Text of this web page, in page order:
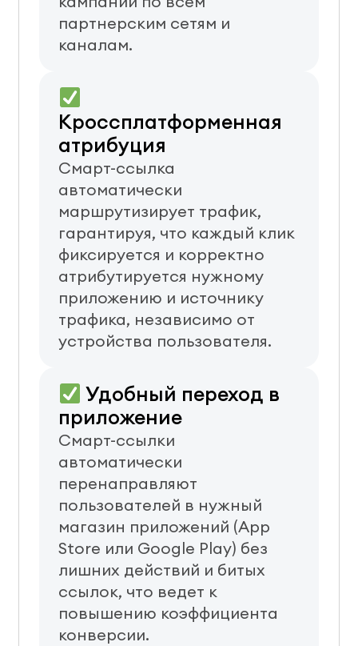
партнерским сетям и
каналам.
Кроссплатформенная
атрибуция
Смарт-ссылка
автоматически
маршрутизирует трафик,
гарантируя, что каждый клик
фиксируется и корректно
атрибутируется нужному
приложению и источнику
трафика, независимо от
устройства пользователя.
Удобный переход в
приложение
Смарт-ссылки
автоматически
перенаправляют
пользователей в нужный
магазин приложений (App
Store или Google Play) без
лишних действий и битых
ссылок, что ведет к
повышению коэффициента
конверсии.